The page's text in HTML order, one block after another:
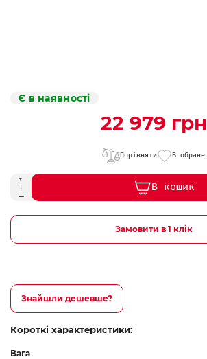
Є в наявності
22 979 грн
Порівняти В обране
В кошик
Замовити в 1 клік
Знайшли дешевше?
Короткі характеристики:
Вага